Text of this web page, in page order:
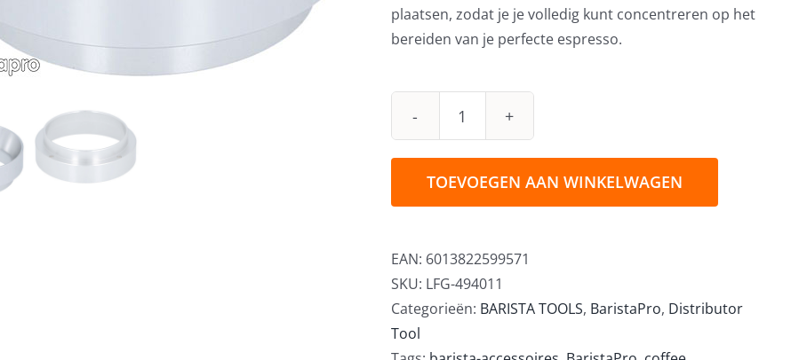
plaatsen, zodat je je volledig kunt concentreren op het
bereiden van je perfecte espresso.
BaristaPro
Funnel
58mm
aantal
TOEVOEGEN AAN WINKELWAGEN
EAN: 6013822599571
SKU: LFG-494011
Categorieën: BARISTA TOOLS, BaristaPro, Distributor
Tool